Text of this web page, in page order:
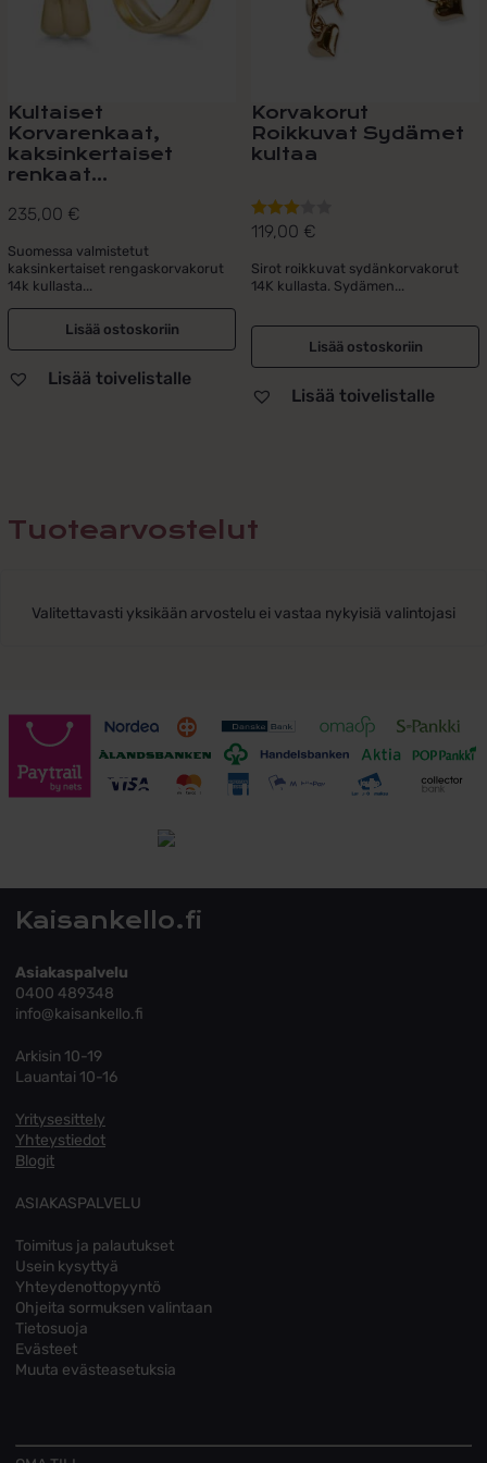
Kultaiset
Korvarenkaat,
kaksinkertaiset
renkaat...
235,00 €
Suomessa valmistetut
kaksinkertaiset rengaskorvakorut
14k kullasta...
Lisää ostoskoriin
Lisää toivelistalle
Korvakorut
Roikkuvat Sydämet
kultaa
Arvostelu
3.00 / 5
119,00 €
Sirot roikkuvat sydänkorvakorut
14K kullasta. Sydämen...
Lisää ostoskoriin
Lisää toivelistalle
Tuotearvostelut
Valitettavasti yksikään arvostelu ei vastaa nykyisiä valintojasi
Toimitusehdot
Kaisankello.fi
Asiakaspalvelu
0400 489348
info@kaisankello.fi
Arkisin 10-19
Lauantai 10-16
Yritysesittely
Yhteystiedot
Blogit
ASIAKASPALVELU
Toimitus ja palautukset
Usein kysyttyä
Yhteydenottopyyntö
Ohjeita sormuksen valintaan
Tietosuoja
Evästeet
Muuta evästeasetuksia